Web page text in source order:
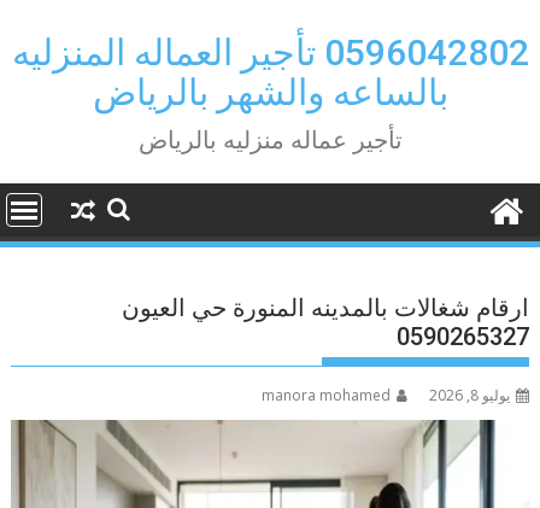
to
content
0596042802 تأجير العماله المنزليه
بالساعه والشهر بالرياض
تأجير عماله منزليه بالرياض
ارقام شغالات بالمدينه المنورة حي العيون
0590265327
يوليو 8, 2026 manora mohamed